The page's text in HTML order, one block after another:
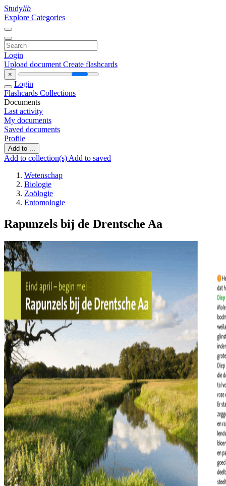
Studylib
Explore Categories
Login
Upload document Create flashcards
×
Login
Flashcards Collections
Documents
Last activity
My documents
Saved documents
Profile
Add to ...
Add to collection(s) Add to saved
Wetenschap
Biologie
Zoölogie
Entomologie
Rapunzels bij de Drentsche Aa